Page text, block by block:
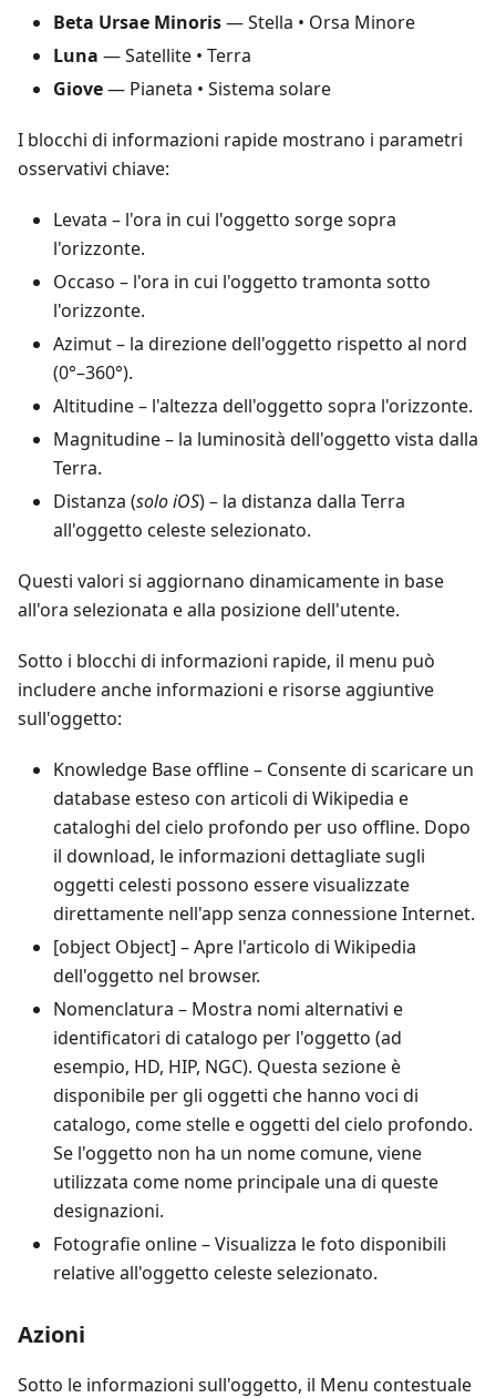
Beta Ursae Minoris— Stella • Orsa Minore
Luna — Satellite • Terra
Giove— Pianeta • Sistema solare
I blocchi di informazioni rapide mostrano i parametri
osservativi chiave:
Levata – l'ora in cui l'oggetto sorge sopra
l'orizzonte.
Occaso – l'ora in cui l'oggetto tramonta sotto
l'orizzonte.
Azimut– la direzione dell'oggetto rispetto al nord
(0°–360°).
Altitudine– l'altezza dell'oggetto sopra l'orizzonte.
Magnitudine– la luminosità dell'oggetto vista dalla
Terra.
Distanza (solo iOS) – la distanza dalla Terra
all'oggetto celeste selezionato.
Questi valori si aggiornano dinamicamente in base
all'ora selezionata e alla posizione dell'utente.
Sotto i blocchi di informazioni rapide, il menu può
includere anche informazioni e risorse aggiuntive
sull'oggetto:
Knowledge Base offline– Consente di scaricare un
database esteso con articoli di Wikipedia e
cataloghi del cielo profondo per uso offline. Dopo
il download, le informazioni dettagliate sugli
oggetti celesti possono essere visualizzate
direttamente nell'app senza connessione Internet.
[object Object] – Apre l'articolo di Wikipedia
dell'oggetto nel browser.
Nomenclatura – Mostra nomi alternativi e
identificatori di catalogo per l'oggetto (ad
esempio, HD, HIP, NGC). Questa sezione è
disponibile per gli oggetti che hanno voci di
catalogo, come stelle e oggetti del cielo profondo.
Se l'oggetto non ha un nome comune, viene
utilizzata come nome principale una di queste
designazioni.
Fotografie online– Visualizza le foto disponibili
relative all'oggetto celeste selezionato.
Azioni
Sotto le informazioni sull'oggetto, il Menu contestuale